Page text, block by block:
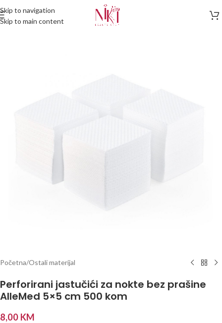
Skip to navigation
Skip to main content
Početna/Ostali materijal
Perforirani jastučići za nokte bez prašine
AlleMed 5×5 cm 500 kom
8,00 KM